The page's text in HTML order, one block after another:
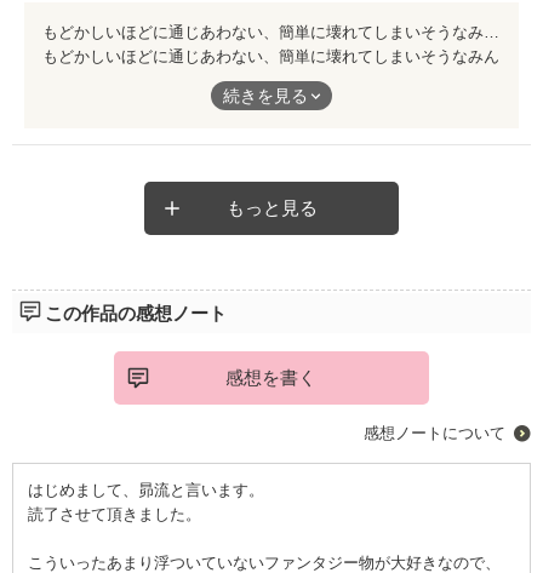
す。題名からして、年齢層が限定される作品です。もし、より多
くの方に読んで頂きたいなら、振り仮名をつけるべきです。
自分は漢字の意味まで知りながら読みたい派閥なので、辞書片手
に読ませて頂きました。だからかもしれませんが、結末が分かっ
もどかしいほどに通じあわない、簡単に壊れてしまいそうなみんなの心、、 ゆっくりと引き込まれていくストーリーに、それを壊さない終わり方はとても気持ちよかったです、 ぜひみなさん読んでみてください、
もどかしいほどに通じあわない、簡単に壊れてしまいそうなみん
ぜひみなさん読んでみてください、
続きを見る
もっと見る
この作品の感想ノート
感想を書く
感想ノートについて
はじめまして、昴流と言います。
読了させて頂きました。
こういったあまり浮ついていないファンタジー物が大好きなので、